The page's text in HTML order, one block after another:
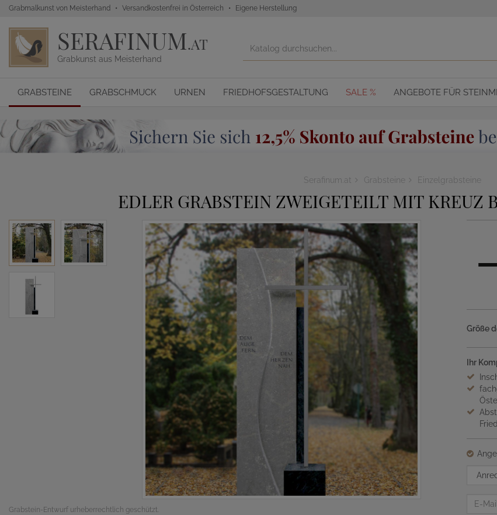
Grabmalkunst von Meisterhand Versandkostenfrei in Österreich Eigene Herstellung
SERAFINUM.AT
Grabkunst aus Meisterhand
GRABSTEINE GRABSCHMUCK URNEN FRIEDHOFSGESTALTUNG SALE % ANGEBOTE FÜR
Serafinum.at Grabsteine Einzelgrabsteine
EDLER GRABSTEIN ZWEIGETEILT MIT KREUZ
Grabstein-Entwurf urheberrechtlich geschützt.
Größe
Ihr
Anrede